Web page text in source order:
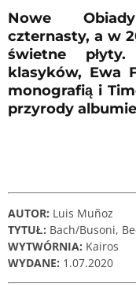
Nowe
czternasty, a w
świetne
klasyków, Ewa
monografią i
przyrody
AUTOR: Luis Muñoz
TYTUŁ: Bach/Busoni,
WYTWÓRNIA: Kairos
WYDANE: 1.07.2020